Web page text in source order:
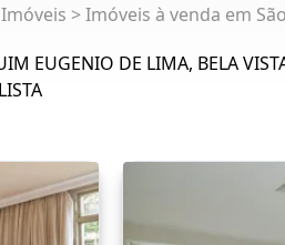
> Imóveis à venda em
EUGENIO DE LIMA, BELA